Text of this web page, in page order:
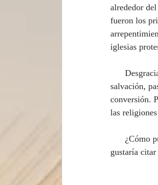
alrededor
fueron los
iglesias
salvación,
conversión.
las
gustaría